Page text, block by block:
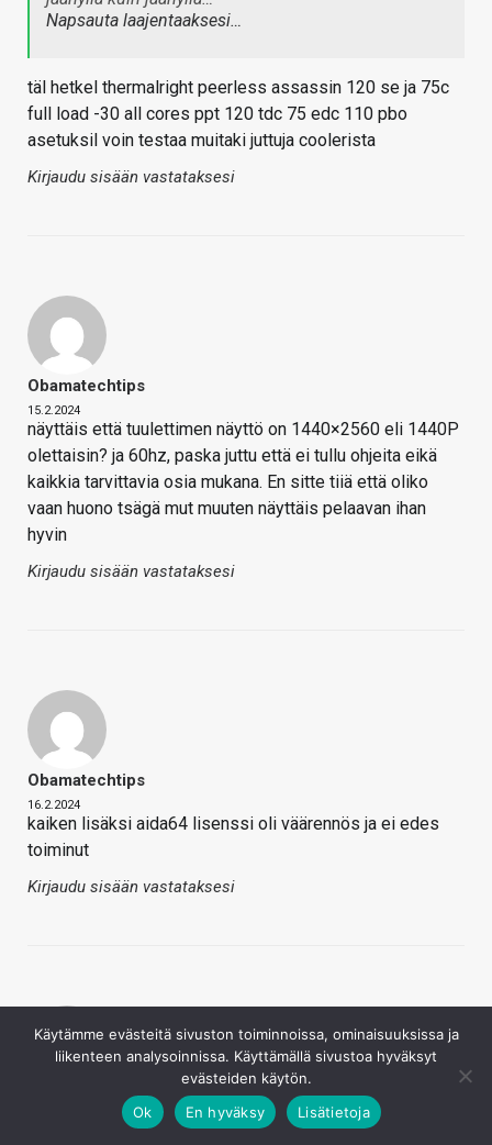
Napsauta laajentaaksesi…
täl hetkel thermalright peerless assassin 120 se ja 75c
full load -30 all cores ppt 120 tdc 75 edc 110 pbo
asetuksil voin testaa muitaki juttuja coolerista
Kirjaudu sisään vastataksesi
Obamatechtips
15.2.2024
näyttäis että tuulettimen näyttö on 1440×2560 eli 1440P
olettaisin? ja 60hz, paska juttu että ei tullu ohjeita eikä
kaikkia tarvittavia osia mukana. En sitte tiiä että oliko
vaan huono tsägä mut muuten näyttäis pelaavan ihan
hyvin
Kirjaudu sisään vastataksesi
Obamatechtips
16.2.2024
kaiken lisäksi aida64 lisenssi oli väärennös ja ei edes
toiminut
Kirjaudu sisään vastataksesi
Käytämme evästeitä sivuston toiminnoissa, ominaisuuksissa ja
liikenteen analysoinnissa. Käyttämällä sivustoa hyväksyt
evästeiden käytön.
Ok
En hyväksy Lisätietoja